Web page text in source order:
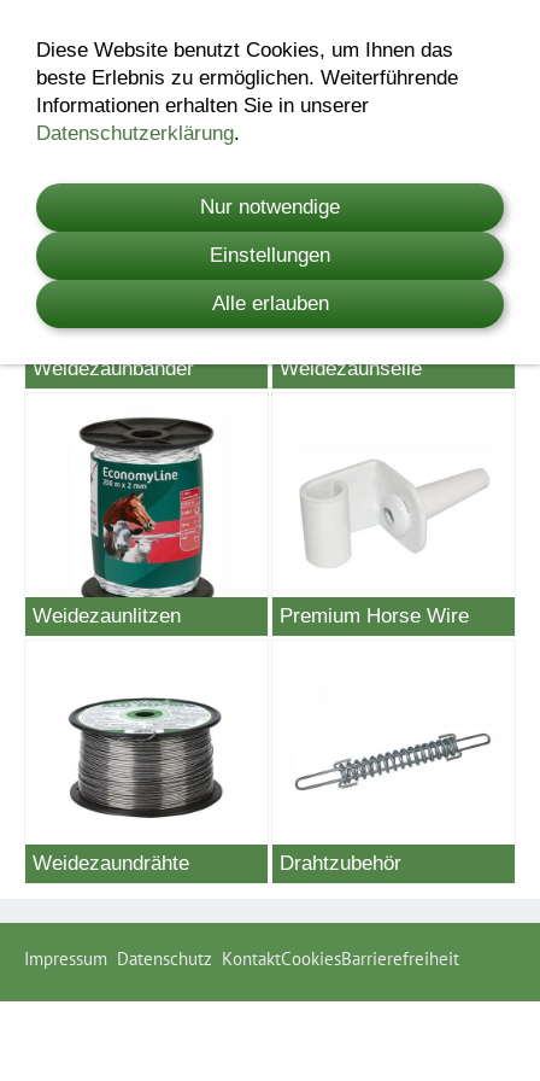
Leitermaterial
Weidezaunbänder Weidezaunseile
Weidezaunlitzen Premium Horse Wire
Weidezaundrähte Drahtzubehör
Impressum Datenschutz KontaktCookiesBarrierefreiheit
Diese Website benutzt Cookies, um Ihnen das
beste Erlebnis zu ermöglichen. Weiterführende
Informationen erhalten Sie in unserer
Datenschutzerklärung.
Nur notwendige
Einstellungen
Alle erlauben